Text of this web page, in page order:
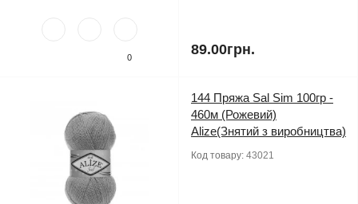
0 89.00грн.
144 Пряжа Sal Sim 100гр -
460м (Рожевий)
Alize(Знятий з виробництва)
Код товару: 43021